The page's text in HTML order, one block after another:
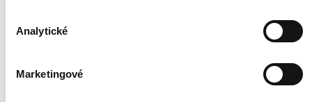
Analytické
Marketingové